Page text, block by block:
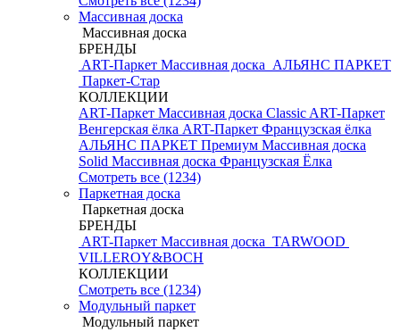
Массивная доска
Массивная доска
БРЕНДЫ
ART-Паркет Массивная доска АЛЬЯНС ПАРКЕТ
Паркет-Стар
КОЛЛЕКЦИИ
ART-Паркет Массивная доска Classic ART-Паркет
Венгерская ёлка ART-Паркет Французская ёлка
АЛЬЯНС ПАРКЕТ Премиум Массивная доска
Solid Массивная доска Французская Ёлка
Смотреть все (1234)
Паркетная доска
Паркетная доска
БРЕНДЫ
ART-Паркет Массивная доска TARWOOD
VILLEROY&BOCH
КОЛЛЕКЦИИ
Смотреть все (1234)
Модульный паркет
Модульный паркет